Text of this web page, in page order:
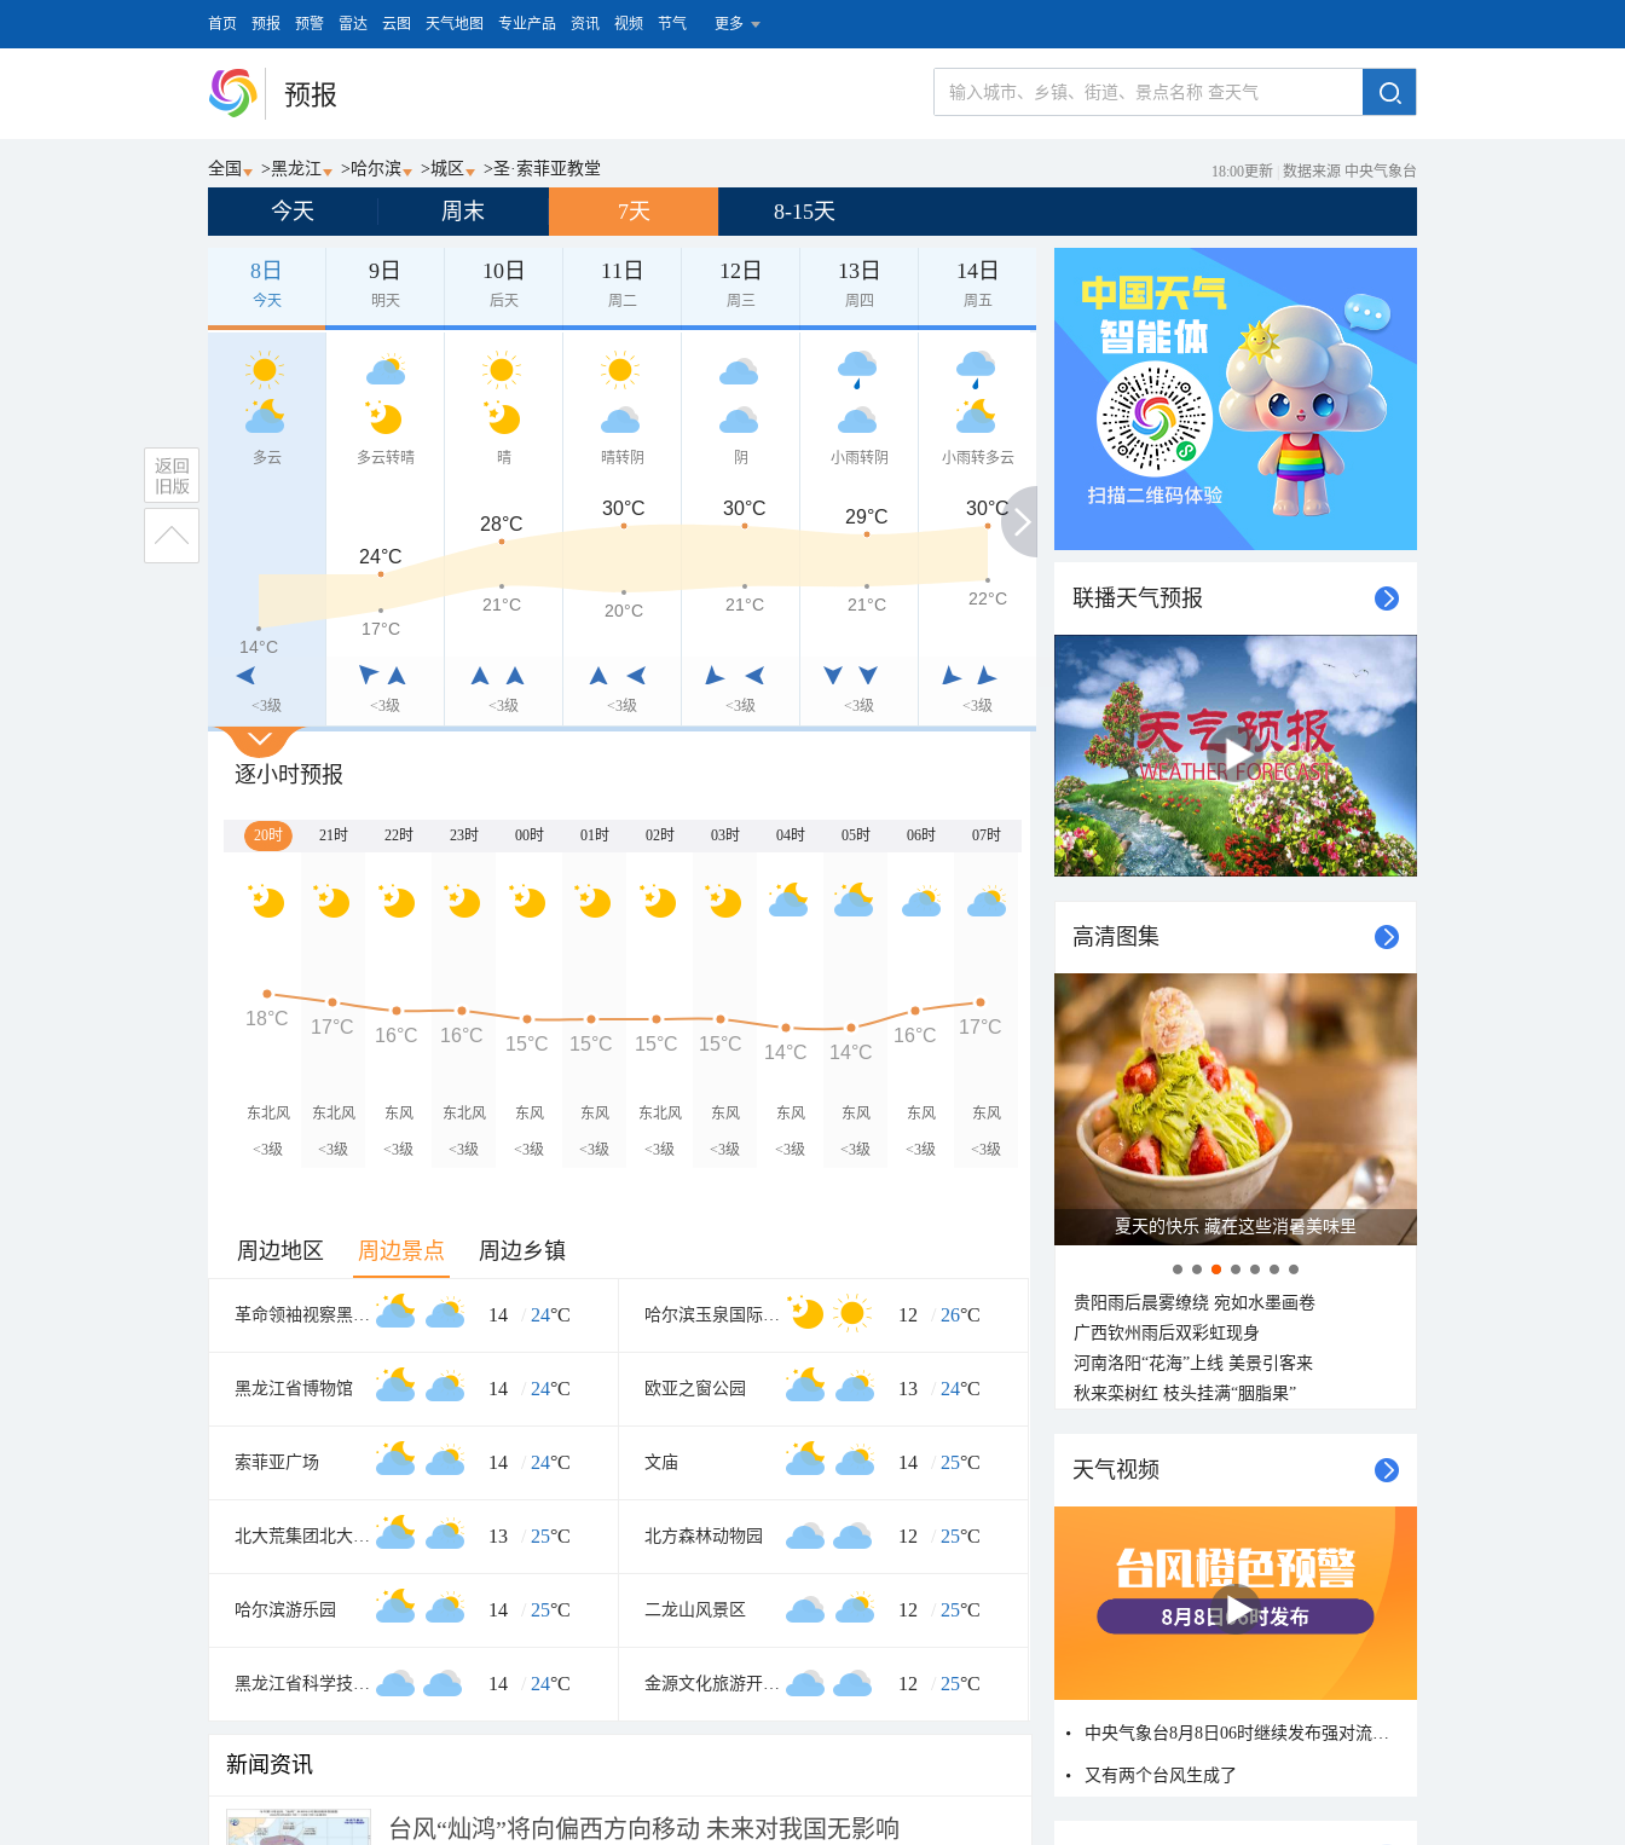
首页 预报 预警 雷达 云图 天气地图 专业产品 资讯 视频 节气 更多
预报
全国 >黑龙江 >哈尔滨 >城区 >圣·索菲亚教堂 18:00更新 数据来源 中央气象台
今天 周末 7天 8-15天
8日
今天
9日
明天
10日
后天
11日
周二
12日
周三
13日
周四
14日
周五
多云
<3级
多云转晴
<3级
晴
<3级
晴转阴
<3级
阴
<3级
小雨转阴
<3级
小雨转多云
<3级
24°C
28°C
30°C 30°C 29°C 30°C
14°C
17°C
21°C 20°C 21°C 21°C 22°C
逐小时预报
20时 21时 22时 23时 00时 01时 02时 03时 04时 05时 06时 07时
东北风
<3级
东北风
<3级
东风
<3级
东北风
<3级
东风
<3级
东风
<3级
东北风
<3级
东风
<3级
东风
<3级
东风
<3级
东风
<3级
东风
<3级
18°C 17°C 16°C 16°C 15°C 15°C 15°C 15°C 14°C 14°C
16°C 17°C
周边地区 周边景点 周边乡镇
革命领袖视察黑龙江纪念馆 14 / 24°C 哈尔滨玉泉国际狩猎场 12 / 26°C
黑龙江省博物馆 14 / 24°C 欧亚之窗公园 13 / 24°C
索菲亚广场 14 / 24°C 文庙 14 / 25°C
北大荒集团北大荒现代农业园 13 / 25°C 北方森林动物园 12 / 25°C
哈尔滨游乐园 14 / 25°C 二龙山风景区 12 / 25°C
黑龙江省科学技术馆 14 / 24°C 金源文化旅游开发区 12 / 25°C
新闻资讯
台风“灿鸿”将向偏西方向移动 未来对我国无影响
联播天气预报
高清图集
夏天的快乐 藏在这些消暑美味里
贵阳雨后晨雾缭绕 宛如水墨画卷
广西钦州雨后双彩虹现身
河南洛阳“花海”上线 美景引客来
秋来栾树红 枝头挂满“胭脂果”
天气视频
中央气象台8月8日06时继续发布强对流天气蓝色预警
又有两个台风生成了